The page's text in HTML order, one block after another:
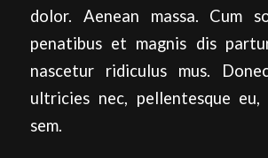
dolor. Aenean massa. Cum
penatibus et magnis dis
nascetur ridiculus mus.
ultricies nec, pellentesque eu,
sem.